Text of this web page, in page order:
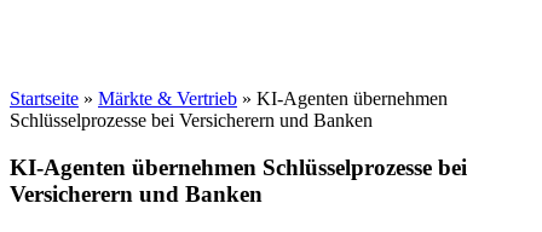
Startseite » Märkte & Vertrieb » KI-Agenten übernehmen
Schlüsselprozesse bei Versicherern und Banken
KI-Agenten übernehmen Schlüsselprozesse bei
Versicherern und Banken